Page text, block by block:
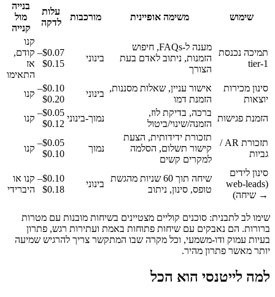
שימוש משימה אופיינית מורכבות
עלות
לדקה
בנייה
מול
קנייה
תמיכה נכנסת
tier-1
מענה ל-FAQs, חיפוש
הזמנות, ניתוב לאדם בעת
הצורך
בינוני
$0.07–
$0.15
קנו
קודם,
אז
התאימו
סינון מכירות
יוצאות
אישור עניין, שאלות מסננות,
הזמנת דמו
בינוני
$0.10–
$0.20
קנו
הזמנת פגישות
ברכה, בדיקת לוז,
הזמנה/שינוי/ביטול
נמוך-בינוני
$0.05–
$0.12
קנו
תזכורת AR /
גביות
תזכורת ידידותית, הצעת
קישור תשלום, הסלמה
למקרים קשים
נמוך
$0.05–
$0.10
קנו
סינון לידים
(web-leads
→ שיחה)
שיחה תוך 60 שניות מהגשת
טופס, סינון, ניתוב
בינוני
$0.10–
$0.18
קנו או
היברידי
שימו לב לתבנית: סוכנים קוליים מצטיינים בשיחות מובנות עם מטרות
ברורות. הם נאבקים עם שיחות פתוחות באמת ועתירות רגש, פתרון
בעיות עמוק ודו-משמעי, וכל מקרה שבו המתקשר צריך להרגיש שמיעה
יותר מאשר פתרון מהיר.
למה לייטנסי הוא הכל